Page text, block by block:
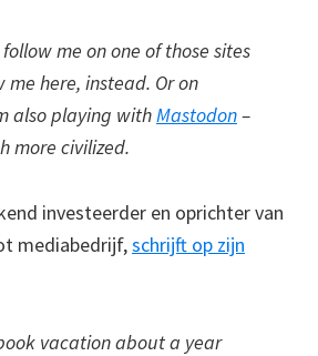
me on one of those sites
me here, instead. Or on
also playing withMastodon–
more civilized.
investeerder en oprichter van
mediabedrijf,schrijft op zijn
vacation about a year